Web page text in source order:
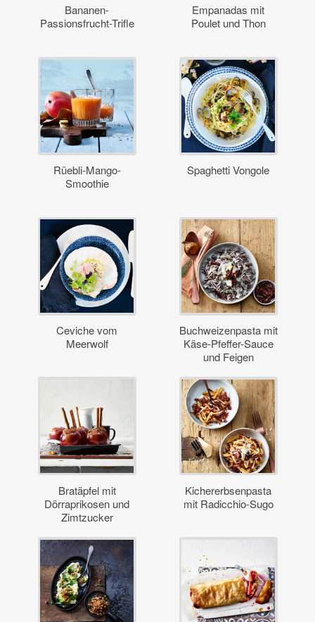
Bananen-
Passionsfrucht-Trifle
Empanadas mit
Poulet und Thon
Rüebli-Mango-
Smoothie
Spaghetti Vongole
Ceviche vom
Meerwolf
Buchweizenpasta mit
Käse-Pfeffer-Sauce
und Feigen
Bratäpfel mit
Dörraprikosen und
Zimtzucker
Kichererbsenpasta
mit Radicchio-Sugo